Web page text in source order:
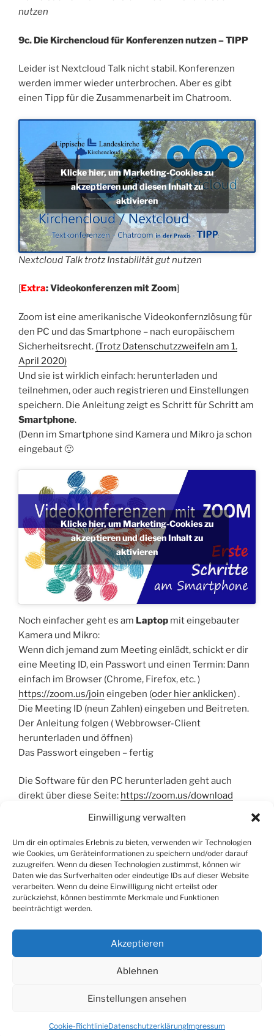
Einwilligung verwalten
Um dir ein optimales Erlebnis zu bieten, verwenden wir Technologien
wie Cookies, um Geräteinformationen zu speichern und/oder darauf
zuzugreifen. Wenn du diesen Technologien zustimmst, können wir
Daten wie das Surfverhalten oder eindeutige IDs auf dieser Website
verarbeiten. Wenn du deine Einwillligung nicht erteilst oder
zurückziehst, können bestimmte Merkmale und Funktionen
beeinträchtigt werden.
Akzeptieren
Ablehnen
Einstellungen ansehen
Cookie-RichtlinieDatenschutzerklärungImpressum
nutzen
9c. Die Kirchencloud für Konferenzen nutzen – TIPP
Leider ist Nextcloud Talk nicht stabil. Konferenzen
werden immer wieder unterbrochen. Aber es gibt
einen Tipp für die Zusammenarbeit im Chatroom.
Klicke hier, um Marketing-Cookies zu
akzeptieren und diesen Inhalt zu
aktivieren
Nextcloud Talk trotz Instabilität gut nutzen
[ Extra: Videokonferenzen mit Zoom]
Zoom ist eine amerikanische Videokonfernzlösung für
den PC und das Smartphone – nach europäischem
Sicherheitsrecht. (Trotz Datenschutzzweifeln am 1.
April 2020)
Und sie ist wirklich einfach: herunterladen und
teilnehmen, oder auch registrieren und Einstellungen
speichern. Die Anleitung zeigt es Schritt für Schritt am
Smartphone.
(Denn im Smartphone sind Kamera und Mikro ja schon
eingebaut 🙂
Klicke hier, um Marketing-Cookies zu
akzeptieren und diesen Inhalt zu
aktivieren
Noch einfacher geht es am Laptop mit eingebauter
Kamera und Mikro:
Wenn dich jemand zum Meeting einlädt, schickt er dir
eine Meeting ID, ein Passwort und einen Termin: Dann
einfach im Browser (Chrome, Firefox, etc. )
https://zoom.us/join eingeben (oder hier anklicken) .
Die Meeting ID (neun Zahlen) eingeben und Beitreten.
Der Anleitung folgen ( Webbrowser-Client
herunterladen und öffnen)
Das Passwort eingeben – fertig
Die Software für den PC herunterladen geht auch
direkt über diese Seite: https://zoom.us/download
Browser Chrome und Firefox
Und den Link für die App-Store von Apple und Google
Play.
Datenschutzerklärung